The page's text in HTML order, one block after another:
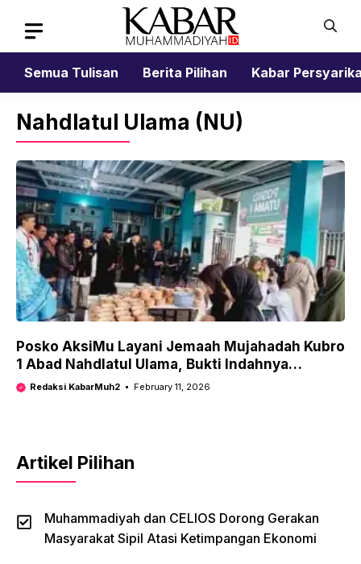
content
Semua Tulisan
Berita Pilihan Kabar
Nahdlatul Ulama (NU)
Posko AksiMu Layani Jemaah Mujahadah Kubro
1 Abad Nahdlatul Ulama, Bukti Indahnya
Kebersamaan
Redaksi KabarMuh2 February 11, 2026
Artikel Pilihan
Muhammadiyah dan CELIOS Dorong Gerakan
Masyarakat Sipil Atasi Ketimpangan Ekonomi